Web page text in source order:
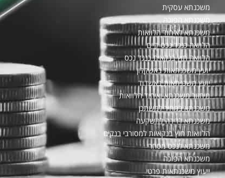
משכנתא עסקית
משכנתא הפוכה
משכנתא לאיחוד הלוואות
הלוואה כנגד נכס קיים
הלוואה חוץ בנקאית כנגד נכס
יועץ משכנתאות באשקלון
יועץ משכנתאות באשדוד
מיחזור משכנתא ואיחוד הלוואות
משכנתא במחיר למשתכן
משכנתא לדירה להשקעה
הלוואות חוץ בנקאיות למסורבי בנקים
משכנתא לנכס מסחרי
משכנתא הפוכה
ייעוץ משכנתאות פרטי